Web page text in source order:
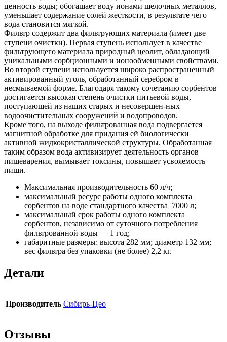
ценность воды; обогащает воду ионами щелочных металлов,
уменьшает содержание солей жесткости, в результате чего
вода становится мягкой.
Фильтр содержит два фильтрующих материала (имеет две
ступени очистки). Первая ступень использует в качестве
фильтрующего материала природный цеолит, обладающий
уникальными сорбционными и ионообменными свойствами.
Во второй ступени используется широко распространенный
активированный уголь, обработанный серебром в
несмываемой форме. Благодаря такому сочетанию сорбентов
достигается высокая степень очистки питьевой воды,
поступающей из наших старых и несовершен-ных
водоочистительных сооружений и водопроводов.
Кроме того, на выходе фильтрованная вода подвергается
магнитной обработке для придания ей биологически
активной жидкокристаллической структуры. Обработанная
таким образом вода активизирует деятельность органов
пищеварения, вымывает токсины, повышает усвояемость
пищи.
Максимальная производительность 60 л/ч;
максимальный ресурс работы одного комплекта
сорбентов на воде стандартного качества 7000 л;
максимальный срок работы одного комплекта
сорбентов, независимо от суточного потребления
фильтрованной воды — 1 год;
габаритные размеры: высота 282 мм; диаметр 132 мм;
вес фильтра без упаковки (не более) 2,2 кг.
Детали
Производитель Сибирь-Цео
Отзывы